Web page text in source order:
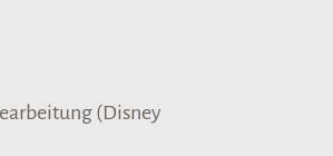
(Disney